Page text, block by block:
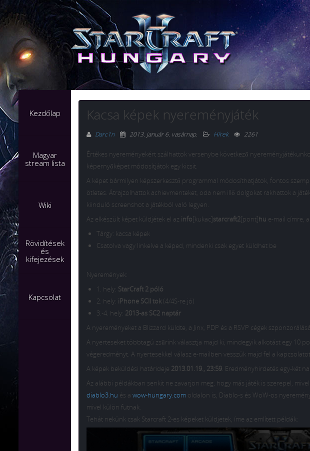
Kezdőlap
Magyar
stream lista
Wiki
Rövidítések
és
kifejezések
Kapcsolat
Kacsa képek nyereményjáték
Darc1n 2013. január 6. vasárnap. Hírek 2261
Értékes nyereményekért szálhattok versenybe következő
képernyőképet módosítjátok egy kicsit.
A képet bármilyen képszerkesztő programmal módosíthatjátok, fontos
ötletes. Átrajzolhattok achievmenteket, oda nem illő dolgokat rakhattok a
kiinduló screenshot a játékból való legyen.
Az elkészült képet küldjétek el az info[kukac]starcraft2[pont]hu e-mail címre,
Tárgy: kacsa képek
Csatolva vagy linkelve a képed, mindenki csak egyet küldhet be
Nyeremények:
1. hely: StarCraft 2 póló
2. hely: iPhone SCII tok(4/4S-re jó)
3.-4. hely: 2013-as SC2 naptár
A nyereményeket a Blizzard küldte, a Jinx, PDP és a RSVP cégek
A nyerteseket többtagú zsűrink választja majd ki, mindegyik alkotást egy 10
végeredményt. A nyertesekkel válasz e-mailben vesszük majd fel a
A képek beküldési határideje 2013.01.19., 23:59. Eredményhirdetés egy-két
Az alábbi példákban senkit ne zavarjon meg, hogy más játék is szerepel,
diablo3.hu és a wow-hungary.com oldalon is, Diablo-s és WoW-os
mivel külön futnak.
Tehát nekünk csak Starcraft 2-es képeket küldjetek, íme az említett példák: